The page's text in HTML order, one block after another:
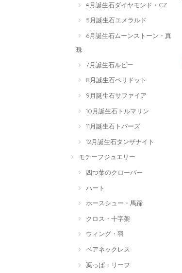
4月誕生石ダイヤモンド・CZ
5月誕生石エメラルド
6月誕生石ムーンストーン・真
珠
7月誕生石ルビー
8月誕生石ペリドット
9月誕生石サファイア
10月誕生石トルマリン
11月誕生石トパーズ
12月誕生石タンザナイト
モチーフジュエリー
四つ葉のクローバー
ハート
ホースシュー・馬蹄
クロス・十字架
ウィング・羽
ペアネックレス
葉っぱ・リーフ